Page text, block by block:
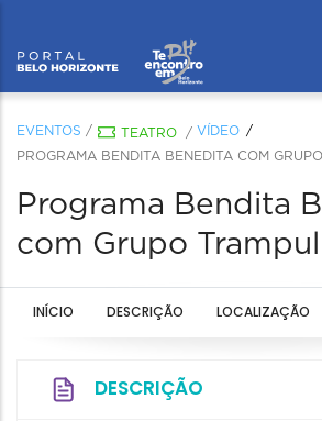
EVENTOS / TEATRO / VÍDEO
PROGRAMA BENDITA BENEDITA COM
Programa Bendita
com Grupo
INÍCIO DESCRIÇÃO LOCALIZAÇÃO
DESCRIÇÃO